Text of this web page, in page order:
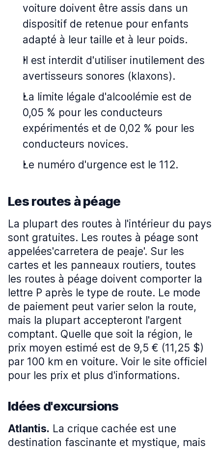
voiture doivent être assis dans un
dispositif de retenue pour enfants
adapté à leur taille et à leur poids.
Il est interdit d'utiliser inutilement des
avertisseurs sonores (klaxons).
La limite légale d'alcoolémie est de
0,05 % pour les conducteurs
expérimentés et de 0,02 % pour les
conducteurs novices.
Le numéro d'urgence est le 112.
Les routes à péage
La plupart des routes à l'intérieur du pays
sont gratuites. Les routes à péage sont
appelées'carretera de peaje'. Sur les
cartes et les panneaux routiers, toutes
les routes à péage doivent comporter la
lettre P après le type de route. Le mode
de paiement peut varier selon la route,
mais la plupart accepteront l'argent
comptant. Quelle que soit la région, le
prix moyen estimé est de 9,5 € (11,25 $)
par 100 km en voiture. Voir le site officiel
pour les prix et plus d'informations.
Idées d'excursions
Atlantis. La crique cachée est une
destination fascinante et mystique, mais